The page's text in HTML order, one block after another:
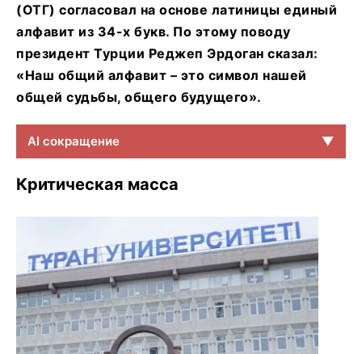
(ОТГ) согласовал на основе латиницы единый
алфавит из 34-х букв. По этому поводу
президент Турции Реджеп Эрдоган сказал:
«Наш общий алфавит – это символ нашей
общей судьбы, общего будущего».
AI сокращение ▼
Критическая масса